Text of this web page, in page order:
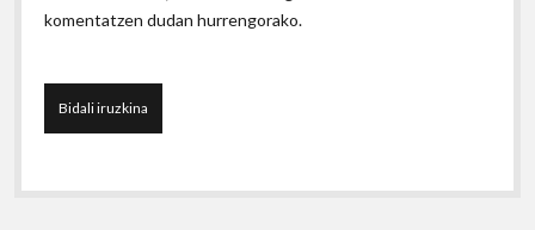
komentatzen dudan hurrengorako.